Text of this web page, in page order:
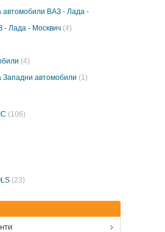
автомобили ВАЗ - Лада -
- Лада - Москвич(4)
(4)
Западни автомобили (1)
(106)
(23)